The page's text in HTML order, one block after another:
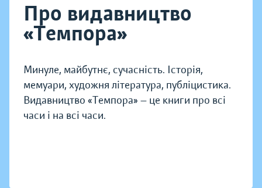
Про видавництво
«Темпора»
Минуле, майбутнє, сучасність. Історія,
мемуари, художня література, публіцистика.
Видавництво «Темпора» — це книги про всі
часи і на всі часи.